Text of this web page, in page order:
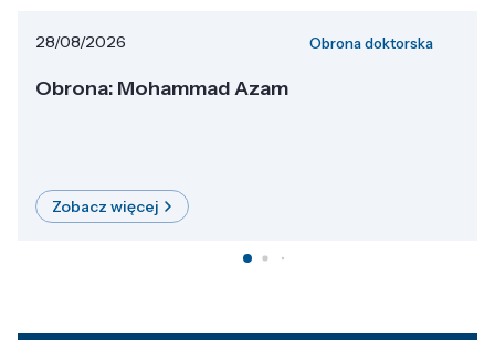
28/08/2026 Obrona doktorska
Obrona: Mohammad Azam
Zobacz więcej